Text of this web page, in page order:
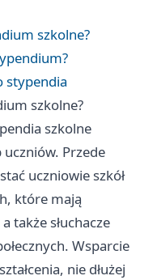
szkolne?
stypendia
szkolne?
szkolne
Przede
uczniowie szkół
które mają
także słuchacze
Wsparcie
nie dłużej